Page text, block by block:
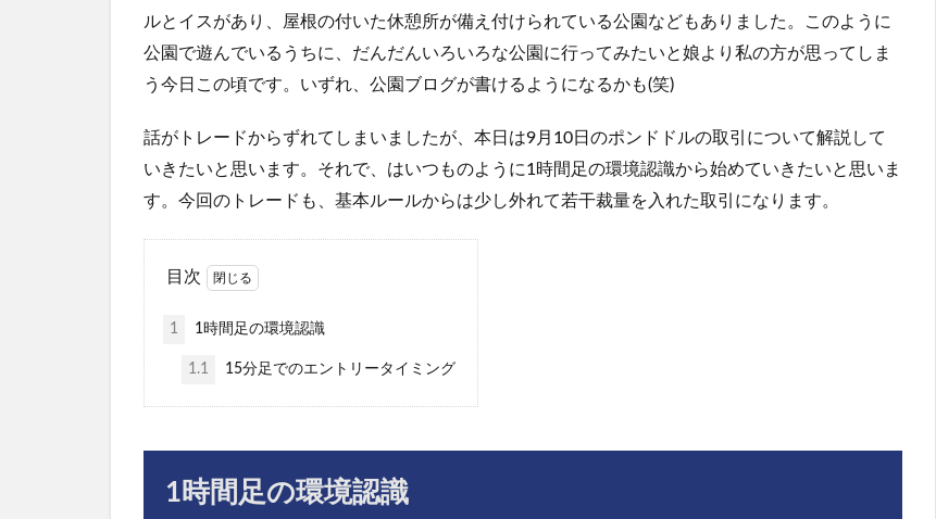
ルとイスがあり、屋根の付いた休憩所が備え付けられている公園などもありました。このように
公園で遊んでいるうちに、だんだんいろいろな公園に行ってみたいと娘より私の方が思ってしま
う今日この頃です。いずれ、公園ブログが書けるようになるかも(笑)
話がトレードからずれてしまいましたが、本日は9月10日のポンドドルの取引について解説して
いきたいと思います。それで、はいつものように1時間足の環境認識から始めていきたいと思いま
す。今回のトレードも、基本ルールからは少し外れて若干裁量を入れた取引になります。
目次
1 1時間足の環境認識
1.1 15分足でのエントリータイミング
1時間足の環境認識